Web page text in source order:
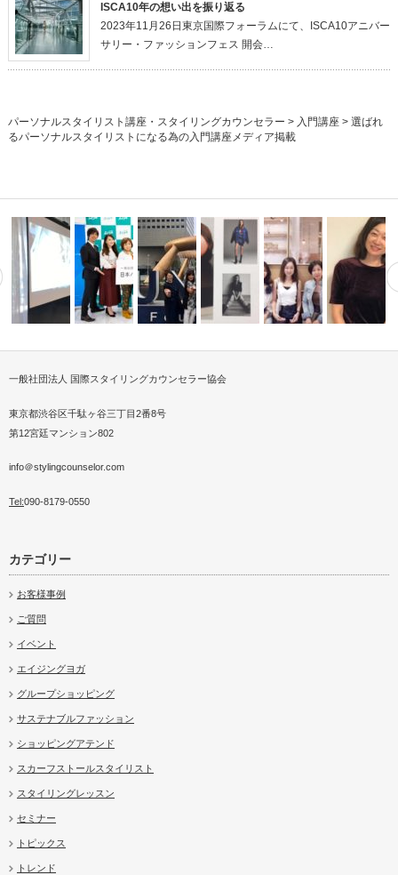
ISCA10年の想い出を振り返る
2023年11月26日東京国際フォーラムにて、ISCA10アニバー
サリー・ファッションフェス 開会…
パーソナルスタイリスト講座・スタイリングカウンセラー > 入門講座> 選ばれ
るパーソナルスタイリストになる為の入門講座メディア掲載
ジ…興協会
テンド
にファッシ…
一般社団法人 国際スタイリングカウンセラー協会
東京都渋谷区千駄ヶ谷三丁目2番8号
第12宮廷マンション802
info＠stylingcounselor.com
Tel:090-8179-0550
カテゴリー
お客様事例
ご質問
イベント
エイジングヨガ
グループショッピング
サステナブルファッション
ショッピングアテンド
スカーフストールスタイリスト
スタイリングレッスン
セミナー
トピックス
トレンド